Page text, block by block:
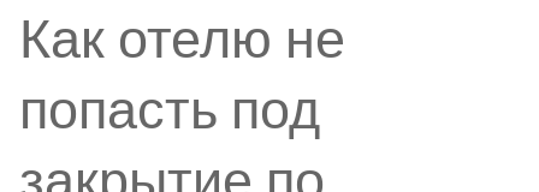
Как отелю не
попасть под